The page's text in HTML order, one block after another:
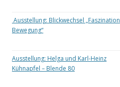
Ausstellung: Blickwechsel „Faszination
Bewegung“
Ausstellung: Helga und Karl-Heinz
Kühnapfel – Blende 80